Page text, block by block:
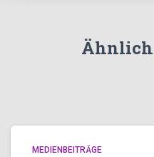
MEDIENBEITRÄGE